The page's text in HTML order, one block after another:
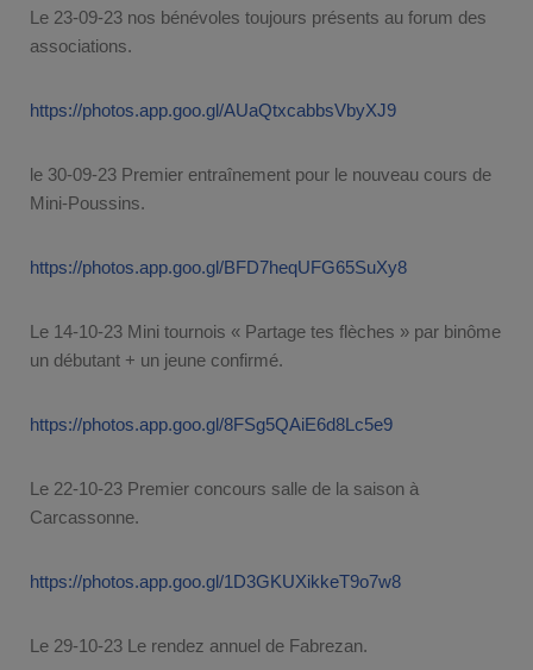
Le 23-09-23 nos bénévoles toujours présents au forum des
associations.
https://photos.app.goo.gl/AUaQtxcabbsVbyXJ9
le 30-09-23 Premier entraînement pour le nouveau cours de
Mini-Poussins.
https://photos.app.goo.gl/BFD7heqUFG65SuXy8
Le 14-10-23 Mini tournois « Partage tes flèches » par binôme
un débutant + un jeune confirmé.
https://photos.app.goo.gl/8FSg5QAiE6d8Lc5e9
Le 22-10-23 Premier concours salle de la saison à
Carcassonne.
https://photos.app.goo.gl/1D3GKUXikkeT9o7w8
Le 29-10-23 Le rendez annuel de Fabrezan.